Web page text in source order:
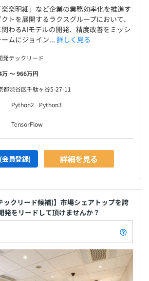
楽楽明細」など企業の業務効率化を推進す
トを展開するラクスグループにおいて、
わるAIモデルの開発、精度改善をミッシ
ムにジョイン... 詳しく見る
発テックリード
万 〜 966万円
都渋谷区千駄ヶ谷5-27-11
Python2
Python3
TensorFlow
員登録) 詳細を見る
ックリード候補)】市場シェアトップを誇
発をリードして頂けませんか？